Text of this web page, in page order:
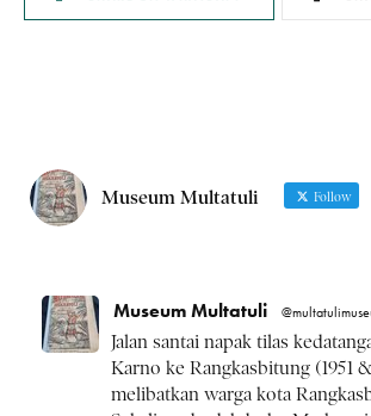
Museum Multatuli Follow
Museum Multatuli
Jalan santai napak tilas
Karno ke Rangkasbitung (1951 &
melibatkan warga kota